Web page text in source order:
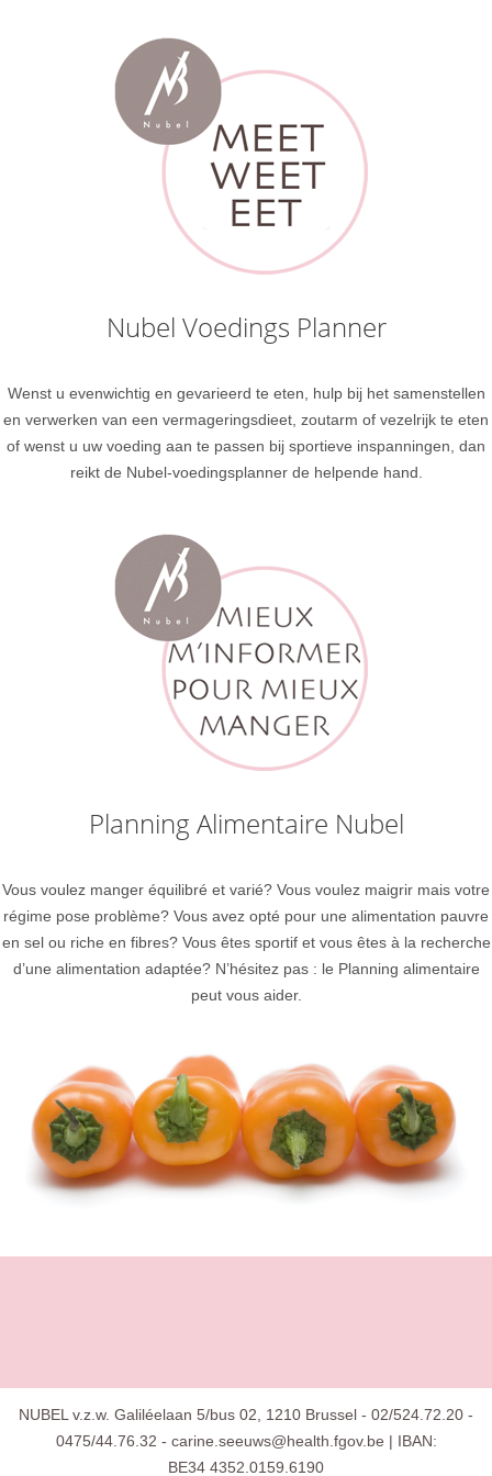
Nubel Voedings Planner
Wenst u evenwichtig en gevarieerd te eten, hulp bij het samenstellen
en verwerken van een vermageringsdieet, zoutarm of vezelrijk te eten
of wenst u uw voeding aan te passen bij sportieve inspanningen, dan
reikt de Nubel-voedingsplanner de helpende hand.
Planning Alimentaire Nubel
Vous voulez manger équilibré et varié? Vous voulez maigrir mais votre
régime pose problème? Vous avez opté pour une alimentation pauvre
en sel ou riche en fibres? Vous êtes sportif et vous êtes à la recherche
d’une alimentation adaptée? N’hésitez pas : le Planning alimentaire
peut vous aider.
NUBEL v.z.w. Galiléelaan 5/bus 02, 1210 Brussel - 02/524.72.20 -
0475/44.76.32 - carine.seeuws@health.fgov.be | IBAN:
BE34 4352.0159.6190